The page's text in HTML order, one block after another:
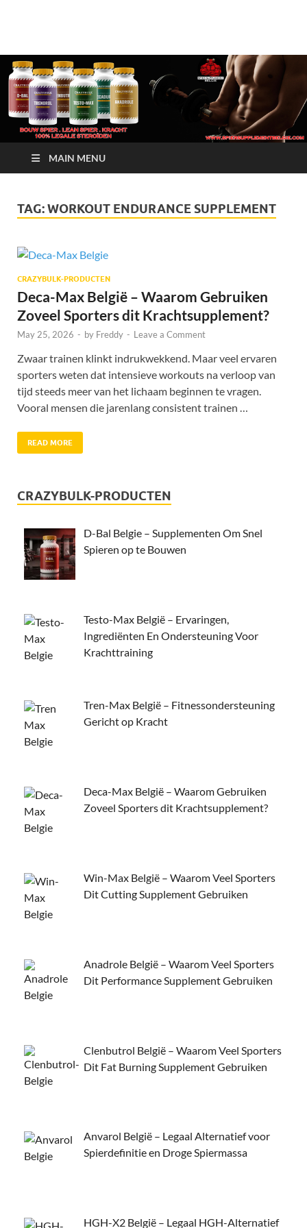
Crazy Bulk Belgium |
Koop Crazy Bulk
Legale Steroïden in
België
MAIN MENU
TAG:WORKOUT ENDURANCE SUPPLEMENT
CRAZYBULK-PRODUCTEN
Deca-Max België – Waarom Gebruiken
Zoveel Sporters dit Krachtsupplement?
May 25, 2026 - by Freddy - Leave a Comment
Zwaar trainen klinkt indrukwekkend. Maar veel ervaren
sporters weten dat intensieve workouts na verloop van
tijd steeds meer van het lichaam beginnen te vragen.
Vooral mensen die jarenlang consistent trainen …
READ MORE
CRAZYBULK-PRODUCTEN
D-Bal Belgie – Supplementen Om Snel
Spieren op te Bouwen
Testo-Max België – Ervaringen,
Ingrediënten En Ondersteuning Voor
Krachttraining
Tren-Max België – Fitnessondersteuning
Gericht op Kracht
Deca-Max België – Waarom Gebruiken
Zoveel Sporters dit Krachtsupplement?
Win-Max België – Waarom Veel Sporters
Dit Cutting Supplement Gebruiken
Anadrole België – Waarom Veel Sporters
Dit Performance Supplement Gebruiken
Clenbutrol België – Waarom Veel Sporters
Dit Fat Burning Supplement Gebruiken
Anvarol België – Legaal Alternatief voor
Spierdefinitie en Droge Spiermassa
HGH-X2 België – Legaal HGH-Alternatief